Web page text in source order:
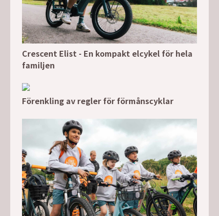
Crescent Elist - En kompakt elcykel för hela
familjen
Förenkling av regler för förmånscyklar